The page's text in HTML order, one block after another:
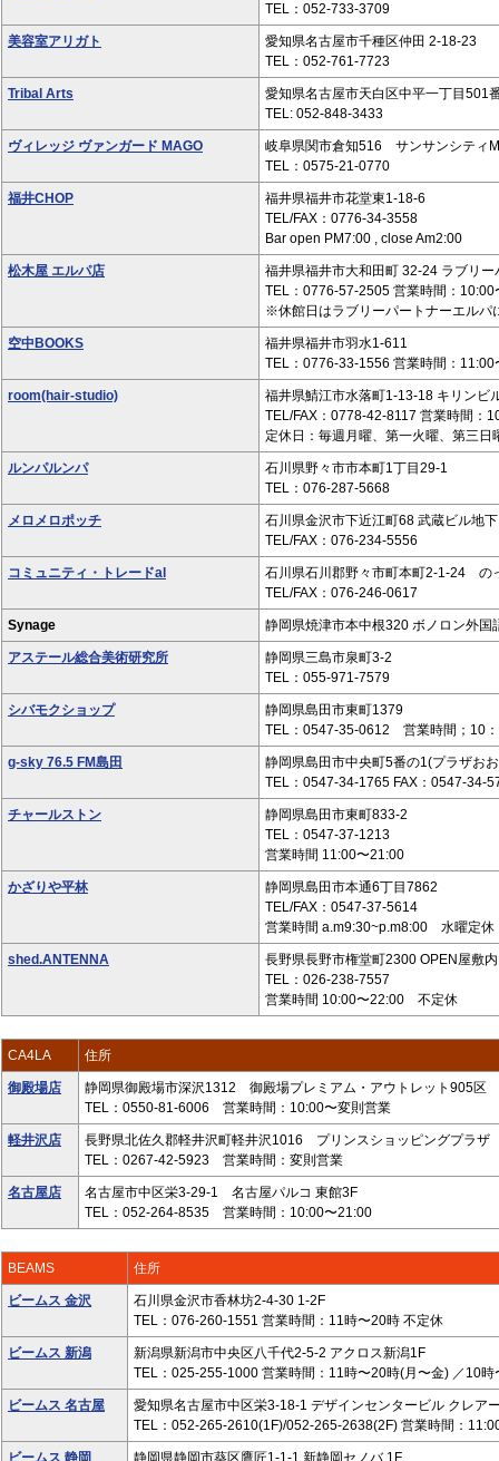
TEL：052-733-3709
美容室アリガト
愛知県名古屋市千種区仲田 2-18-23
TEL：052-761-7723
Tribal Arts
愛知県名古屋市天白区中平一丁目501
TEL: 052-848-3433
ヴィレッジ ヴァンガード MAGO
岐阜県関市倉知516 サンサンシティ
TEL：0575-21-0770
福井CHOP
福井県福井市花堂東1-18-6
TEL/FAX：0776-34-3558
Bar open PM7:00 , close Am2:00
松木屋 エルパ店
福井県福井市大和田町 32-24 ラブリ
TEL：0776-57-2505 営業時間：10:00
※休館日はラブリーパートナーエルパ
空中BOOKS
福井県福井市羽水1-611
TEL：0776-33-1556 営業時間：
room(hair-studio)
福井県鯖江市水落町1-13-18 キリンビ
TEL/FAX：0778-42-8117 営業時間：
定休日：毎週月曜、第一火曜、第三日
ルンパルンパ
石川県野々市市本町1丁目29-1
TEL：076-287-5668
メロメロポッチ
石川県金沢市下近江町68 武蔵ビル地下
TEL/FAX：076-234-5556
コミュニティ・トレードal
石川県石川郡野々市町本町2-1-24 の
TEL/FAX：076-246-0617
Synage 静岡県焼津市本中根320 ボノロン外国
アステール総合美術研究所
静岡県三島市泉町3-2
TEL：055-971-7579
シバモクショップ
静岡県島田市東町1379
TEL：0547-35-0612 営業時間；10
g-sky 76.5 FM島田
静岡県島田市中央町5番の1(プラザお
TEL：0547-34-1765 FAX：0547-34-
チャールストン
静岡県島田市東町833-2
TEL：0547‐37‐1213
営業時間 11:00〜21:00
かざりや平林
静岡県島田市本通6丁目7862
TEL/FAX：0547-37-5614
営業時間 a.m9:30~p.m8:00 水曜定休
shed.ANTENNA
長野県長野市権堂町2300 OPEN屋敷
TEL：026-238-7557
営業時間 10:00〜22:00 不定休
CA4LA 住所
御殿場店
静岡県御殿場市深沢1312 御殿場プレミアム・アウトレット905区
TEL：0550-81-6006 営業時間：10:00〜変則営業
軽井沢店
長野県北佐久郡軽井沢町軽井沢1016 プリンスショッピングプラ
TEL：0267-42-5923 営業時間：変則営業
名古屋店
名古屋市中区栄3-29-1 名古屋パルコ 東館3F
TEL：052-264-8535 営業時間：10:00〜21:00
BEAMS 住所
ビームス 金沢
石川県金沢市香林坊2-4-30 1-2F
TEL：076-260-1551 営業時間：11時〜20時 不定休
ビームス 新潟
新潟県新潟市中央区八千代2-5-2 アクロス新潟1F
TEL：025-255-1000 営業時間：11時〜20時(月〜金) ／10
ビームス 名古屋
愛知県名古屋市中区栄3-18-1 デザインセンタービル クレア
TEL：052-265-2610(1F)/052-265-2638(2F) 営業時間：
ビームス 静岡
静岡県静岡市葵区鷹匠1-1-1 新静岡セノバ 1F